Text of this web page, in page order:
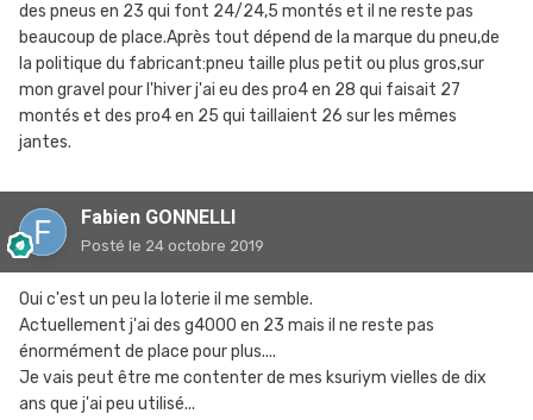
des pneus en 23 qui font 24/24,5 montés et il ne reste pas
beaucoup de place.Après tout dépend de la marque du pneu,de
la politique du fabricant:pneu taille plus petit ou plus gros,sur
mon gravel pour l'hiver j'ai eu des pro4 en 28 qui faisait 27
montés et des pro4 en 25 qui taillaient 26 sur les mêmes
jantes.
Fabien GONNELLI
Posté le 24 octobre 2019
Oui c'est un peu la loterie il me semble.
Actuellement j'ai des g4000 en 23 mais il ne reste pas
énormément de place pour plus....
Je vais peut être me contenter de mes ksuriym vielles de dix
ans que j'ai peu utilisé...